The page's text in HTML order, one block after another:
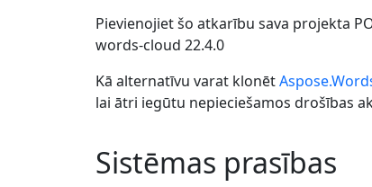
Pievienojiet šo atkarību sava projekta
words-cloud 22.4.0
Kā alternatīvu varat klonēt
lai ātri iegūtu nepieciešamos drošības
Sistēmas prasības